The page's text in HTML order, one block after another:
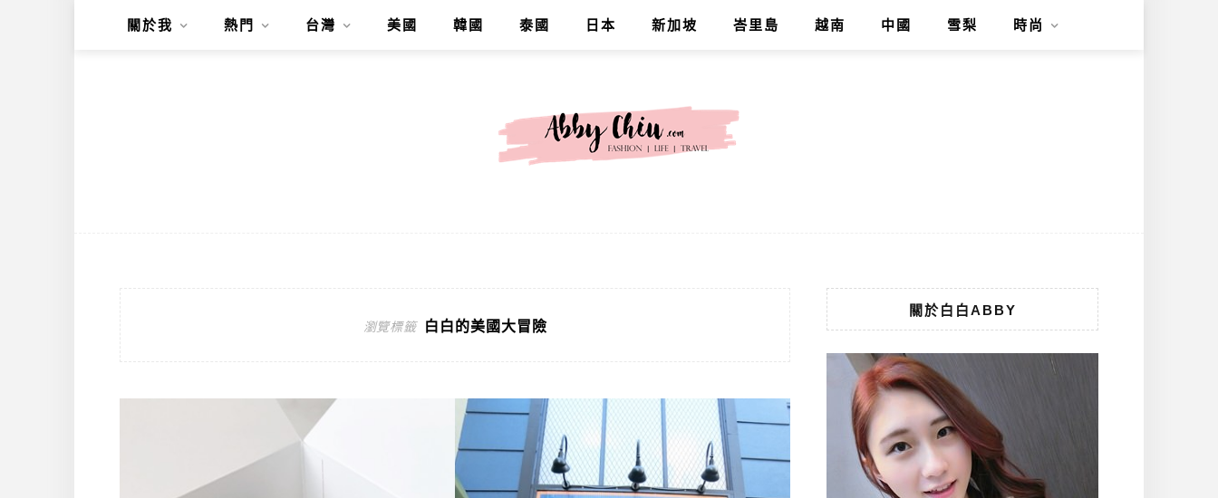
關於我 熱門 台灣 美國 韓國 泰國 日本 新加坡 峇里島 越南 中國 雪梨 時尚
瀏覽標籤 白白的美國大冒險
關於白白ABBY